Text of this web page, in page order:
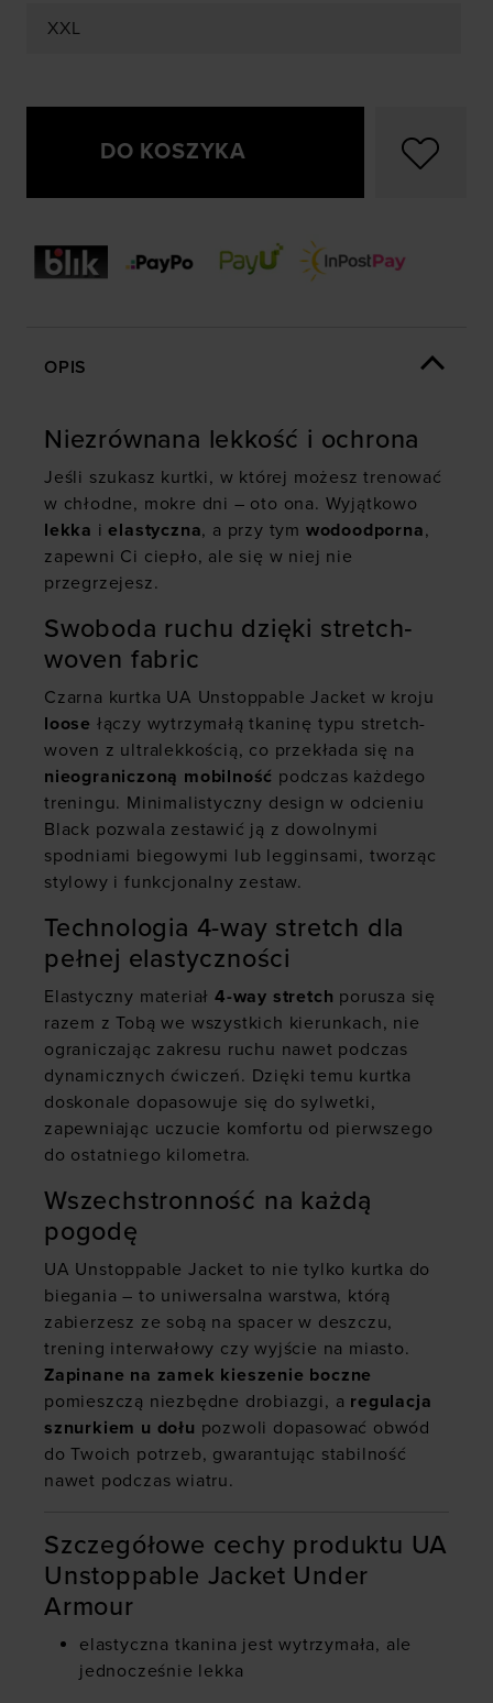
XXL
DO KOSZYKA
OPIS
Niezrównana lekkość i ochrona
Jeśli szukasz kurtki, w której możesz trenować
w chłodne, mokre dni – oto ona. Wyjątkowo
lekka ielastyczna, a przy tym wodoodporna,
zapewni Ci ciepło, ale się w niej nie
przegrzejesz.
Swoboda ruchu dzięki stretch‐
woven fabric
Czarna kurtka UA Unstoppable Jacket w kroju
loose łączy wytrzymałą tkaninę typu stretch-
woven z ultralekkością, co przekłada się na
nieograniczoną mobilność podczas każdego
treningu. Minimalistyczny design w odcieniu
Black pozwala zestawić ją z dowolnymi
spodniami biegowymi lub legginsami, tworząc
stylowy i funkcjonalny zestaw.
Technologia 4-way stretch dla
pełnej elastyczności
Elastyczny materiał 4-way stretch porusza się
razem z Tobą we wszystkich kierunkach, nie
ograniczając zakresu ruchu nawet podczas
dynamicznych ćwiczeń. Dzięki temu kurtka
doskonale dopasowuje się do sylwetki,
zapewniając uczucie komfortu od pierwszego
do ostatniego kilometra.
Wszechstronność na każdą
pogodę
UA Unstoppable Jacket to nie tylko kurtka do
biegania – to uniwersalna warstwa, którą
zabierzesz ze sobą na spacer w deszczu,
trening interwałowy czy wyjście na miasto.
Zapinane na zamek kieszenie boczne
pomieszczą niezbędne drobiazgi, a regulacja
sznurkiem u dołu pozwoli dopasować obwód
do Twoich potrzeb, gwarantując stabilność
nawet podczas wiatru.
Szczegółowe cechy produktu UA
Unstoppable Jacket Under
Armour
elastyczna tkanina jest wytrzymała, ale
jednocześnie lekka